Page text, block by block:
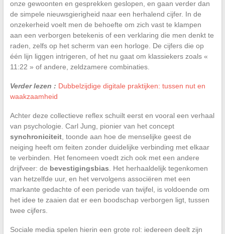
onze gewoonten en gesprekken geslopen, en gaan verder dan
de simpele nieuwsgierigheid naar een herhalend cijfer. In de
onzekerheid voelt men de behoefte om zich vast te klampen
aan een verborgen betekenis of een verklaring die men denkt te
raden, zelfs op het scherm van een horloge. De cijfers die op
één lijn liggen intrigeren, of het nu gaat om klassiekers zoals «
11:22 » of andere, zeldzamere combinaties.
Verder lezen : Dubbelzijdige digitale praktijken: tussen nut en
waakzaamheid
Achter deze collectieve reflex schuilt eerst en vooral een verhaal
van psychologie. Carl Jung, pionier van het concept
synchroniciteit, toonde aan hoe de menselijke geest de
neiging heeft om feiten zonder duidelijke verbinding met elkaar
te verbinden. Het fenomeen voedt zich ook met een andere
drijfveer: de bevestigingsbias . Het herhaaldelijk tegenkomen
van hetzelfde uur, en het vervolgens associëren met een
markante gedachte of een periode van twijfel, is voldoende om
het idee te zaaien dat er een boodschap verborgen ligt, tussen
twee cijfers.
Sociale media spelen hierin een grote rol: iedereen deelt zijn